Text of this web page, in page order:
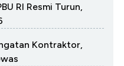
RI Resmi Turun,
Kontraktor,